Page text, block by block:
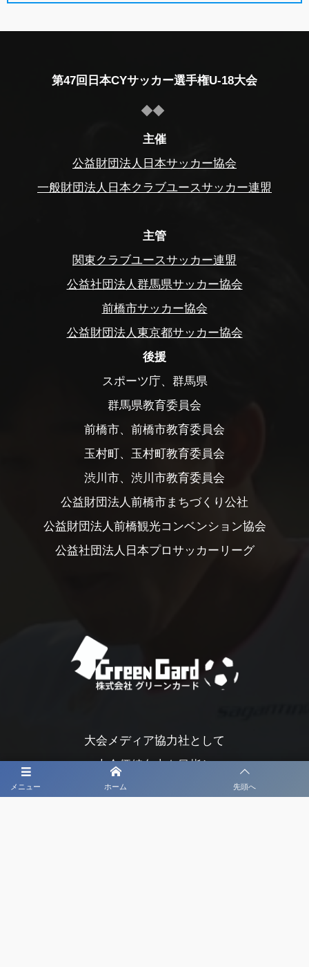
メニュー ホーム 先頭へ
第47回日本CYサッカー選手権U-18大会
主催
公益財団法人日本サッカー協会
一般財団法人日本クラブユースサッカー連盟
主管
関東クラブユースサッカー連盟
公益社団法人群馬県サッカー協会
前橋市サッカー協会
公益財団法人東京都サッカー協会
後援
スポーツ庁、群馬県
群馬県教育委員会
前橋市、前橋市教育委員会
玉村町、玉村町教育委員会
渋川市、渋川市教育委員会
公益財団法人前橋市まちづくり公社
公益財団法人前橋観光コンベンション協会
公益社団法人日本プロサッカーリーグ
大会メディア協力社として
大会価値向上を目指し
大会を盛り上げます